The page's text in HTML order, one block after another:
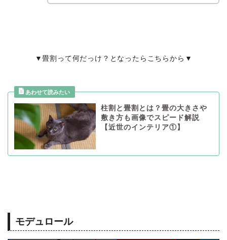
▼畳割って何だっけ？となったらこちらから▼
柱割と畳割とは？畳の大きさや
敷き方も画像でスピード解説
【近世のインテリア①】
モデュロール